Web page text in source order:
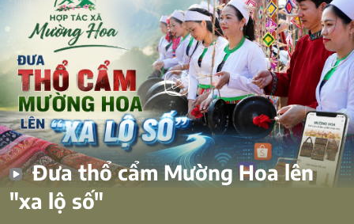
Đưa thổ cẩm Mường Hoa lên
"xa lộ số"